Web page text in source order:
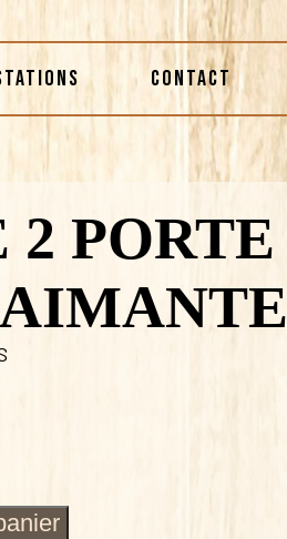
CONTACT
2 PORTE